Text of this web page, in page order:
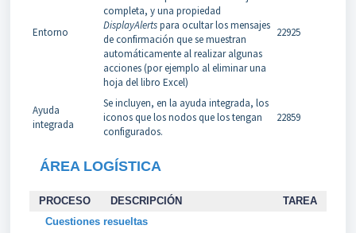
Entorno
completa, y una propiedad
DisplayAlertspara ocultar los mensajes
de confirmación que se muestran
automáticamente al realizar algunas
acciones (por ejemplo al eliminar una
hoja del libro Excel)
22925
Ayuda
integrada
Se incluyen, en la ayuda integrada, los
iconos que los nodos que los tengan
configurados.
22859
ÁREA LOGÍSTICA
PROCESO DESCRIPCIÓN
TAREA
Cuestiones resueltas